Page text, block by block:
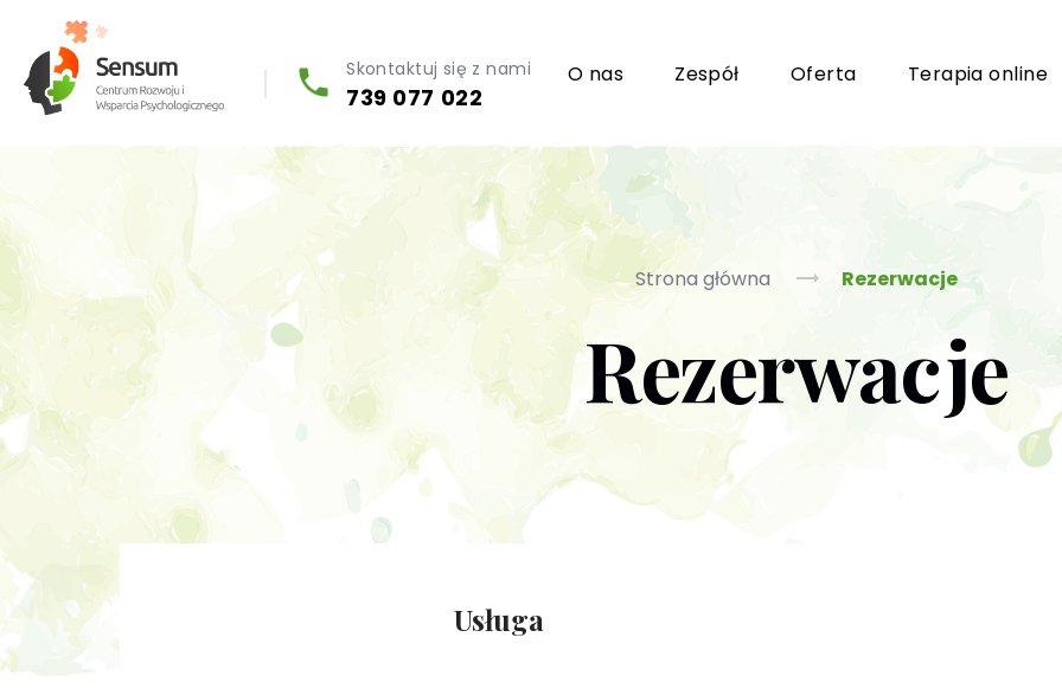
Skontaktuj się z nami
739 077 022
O nas Zespół Oferta Terapia online
Diagnoza psychologiczna (testy psychologiczne)
Konsultacja biegłego psychologa
Psychoterapia indywidualna (PL / EN)
Wsparcie dla firm
Grupy wsparcia i TUSy dla osób dorosłych
Poradnictwo seksuologiczne
Psychoterapia par i małżeństwa
Terapia uzależnień (PL / EN)
Strona główna Rezerwacje
Rezerwacje
Usługa